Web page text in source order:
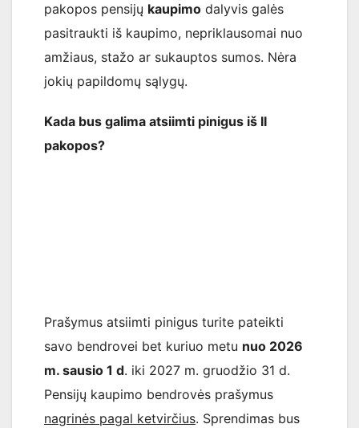
pakopos pensijų kaupimo dalyvis galės
pasitraukti iš kaupimo, nepriklausomai nuo
amžiaus, stažo ar sukauptos sumos. Nėra
jokių papildomų sąlygų.
Kada bus galima atsiimti pinigus iš II
pakopos?
Prašymus atsiimti pinigus turite pateikti
savo bendrovei bet kuriuo metu nuo 2026
m. sausio 1 d. iki 2027 m. gruodžio 31 d.
Pensijų kaupimo bendrovės prašymus
nagrinės pagal ketvirčius. Sprendimas bus